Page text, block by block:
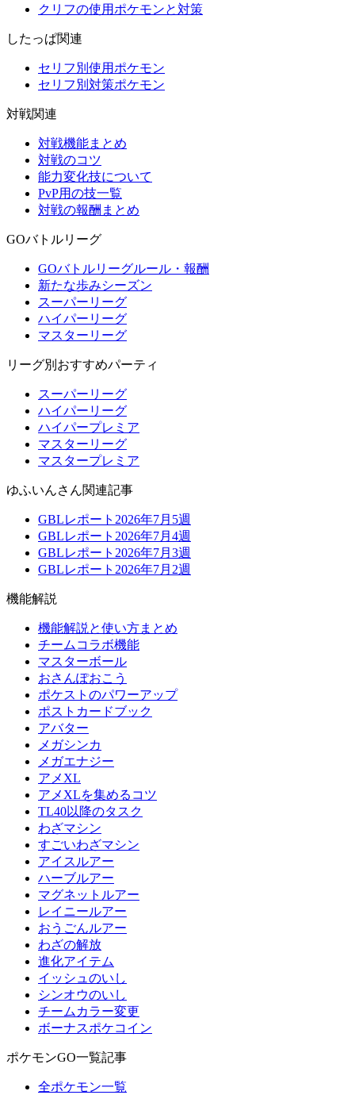
クリフの使用ポケモンと対策
したっぱ関連
セリフ別使用ポケモン
セリフ別対策ポケモン
対戦関連
対戦機能まとめ
対戦のコツ
能力変化技について
PvP用の技一覧
対戦の報酬まとめ
GOバトルリーグ
GOバトルリーグルール・報酬
新たな歩みシーズン
スーパーリーグ
ハイパーリーグ
マスターリーグ
リーグ別おすすめパーティ
スーパーリーグ
ハイパーリーグ
ハイパープレミア
マスターリーグ
マスタープレミア
ゆふいんさん関連記事
GBLレポート2026年7月5週
GBLレポート2026年7月4週
GBLレポート2026年7月3週
GBLレポート2026年7月2週
機能解説
機能解説と使い方まとめ
チームコラボ機能
マスターボール
おさんぽおこう
ポケストのパワーアップ
ポストカードブック
アバター
メガシンカ
メガエナジー
アメXL
アメXLを集めるコツ
TL40以降のタスク
わざマシン
すごいわざマシン
アイスルアー
ハーブルアー
マグネットルアー
レイニールアー
おうごんルアー
わざの解放
進化アイテム
イッシュのいし
シンオウのいし
チームカラー変更
ボーナスポケコイン
ポケモンGO一覧記事
全ポケモン一覧